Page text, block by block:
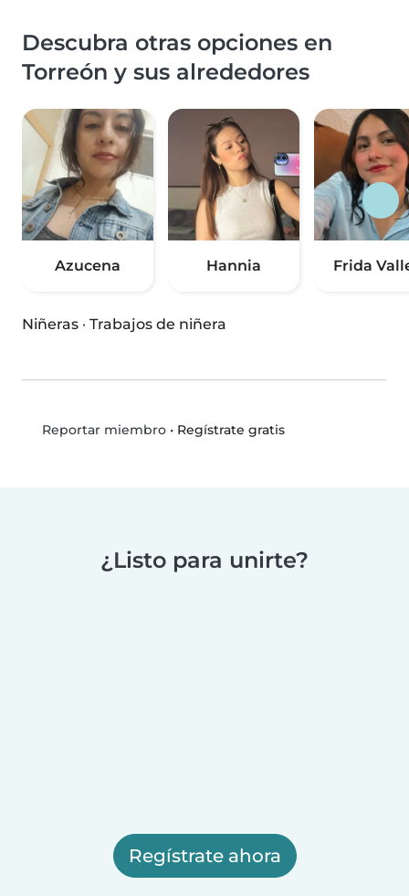
Descubra otras opciones en
Torreón y sus alrededores
Azucena Hannia Frida
Niñeras · Trabajos de niñera
Reportar miembro• Regístrate gratis
¿Listo para unirte?
Regístrate ahora